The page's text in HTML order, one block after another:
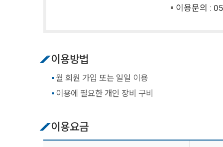
이용문의 :
이용방법
월 회원 가입 또는 일일 이용
이용에 필요한 개인 장비 구비
이용요금